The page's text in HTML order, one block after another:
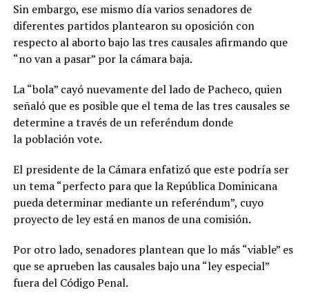
Sin embargo, ese mismo día varios senadores de
diferentes partidos plantearon su oposición con
respecto al aborto bajo las tres causales afirmando que
“no van a pasar” por la cámara baja.
La “bola” cayó nuevamente del lado de Pacheco, quien
señaló que es posible que el tema de las tres causales se
determine a través de un referéndum donde
la población vote.
El presidente de la Cámara enfatizó que este podría ser
un tema “perfecto para que la República Dominicana
pueda determinar mediante un referéndum”, cuyo
proyecto de ley está en manos de una comisión.
Por otro lado, senadores plantean que lo más “viable” es
que se aprueben las causales bajo una “ley especial”
fuera del Código Penal.